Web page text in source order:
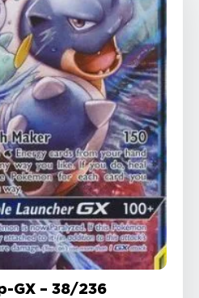
GX – 38/236